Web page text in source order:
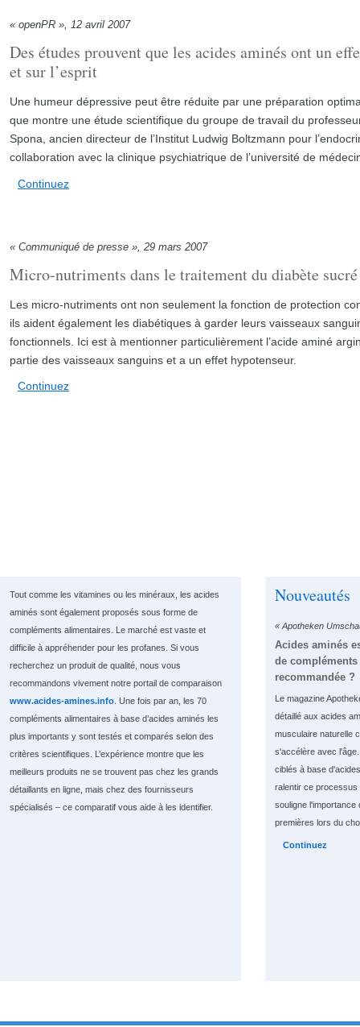
« openPR », 12 avril 2007
Des études prouvent que les acides aminés ont un
et sur l’esprit
Une humeur dépressive peut être réduite par une préparation
que montre une étude scientifique du groupe de travail du
Spona, ancien directeur de l’Institut Ludwig Boltzmann pour
collaboration avec la clinique psychiatrique de l’université de
Continuez
« Communiqué de presse », 29 mars 2007
Micro-nutriments dans le traitement du diabète
Les micro-nutriments ont non seulement la fonction de protection
ils aident également les diabétiques à garder leurs vaisseaux
fonctionnels. Ici est à mentionner particulièrement l’acide aminé
partie des vaisseaux sanguins et a un effet hypotenseur.
Continuez
Tout comme les vitamines ou les minéraux, les acides
aminés sont également proposés sous forme de
compléments alimentaires. Le marché est vaste et
difficile à appréhender pour les profanes. Si vous
recherchez un produit de qualité, nous vous
recommandons vivement notre portail de comparaison
www.acides-amines.info . Une fois par an, les 70
compléments alimentaires à base d’acides aminés les
plus importants y sont testés et comparés selon des
critères scientifiques. L’expérience montre que les
meilleurs produits ne se trouvent pas chez les grands
détaillants en ligne, mais chez des fournisseurs
spécialisés – ce comparatif vous aide à les identifier.
Nouveautés
« Apotheken
Acides aminés
de
recommandée ?
Le magazine
détaillé aux acides
musculaire naturelle
s'accélère avec
ciblés à base
ralentir ce processus
souligne l'importance
premières lors du
Continuez